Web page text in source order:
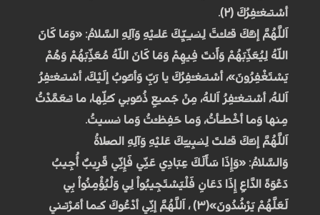
أسْتـَغـْفِرُكَ (۲).
اَللَّهُمَّ إنـََّكَ قـُلـْتََ لِنـَبـِيِّكَ عَلـَيْهِ وَآلِهِ السَّلامُ: «وَمَا كَانَ
اللّهُ لِيُعَذِّبَهُمْ وَأَنتَ فِيهِمْ وَمَا كَانَ اللّهُ مُعَذِّبَهُمْ وَهُمْ
يَسْتَغْفِرُونَ»، أسْتـَغـْفِرُكَ يا رَبِّ وَأتـُوبُ إلَيْكَ، أسْتـَغـْفِرُ
اَللهُ، أسْتـَغـْفِرُ اَللهُ، مِنْ جَميعِ ذُنـُوبي كـُلِّها، ما تـَعَمَّدْتُ
مِنها وَما أخْطـَأتُ، وَما حَفِظـْتُ وَما نـَسيتُ.
اَللَّهُمَّ إنـَّكَ قـُلتَ لِنـَبِيـِّكَ عَليْهِ وَآلِهِ الصَّلاةُ
وَالسَّلامُ: «وَإِذَا سَأَلَكَ عِبَادِي عَنِّي فَإِنِّي قَرِيبٌ أُجِيبُ
دَعْوَةَ الدَّاعِ إِذَا دَعَانِ فَلْيَسْتَجِيبُواْ لِي وَلْيُؤْمِنُواْ بِي
لَعَلَّهُمْ يَرْشُدُونَ»(۳) ، اَللَّهُمَّ إنِّي أدْعُوكَ كـَما أمَرْتـَني